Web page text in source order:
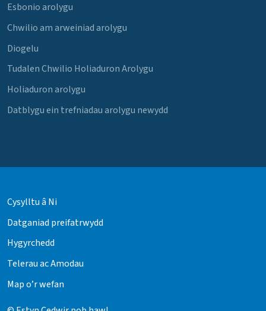
Esbonio arolygu
Chwilio am arweiniad arolygu
Diogelu
Tudalen Chwilio Holiaduron Arolygu
Holiaduron arolygu
Datblygu ein trefniadau arolygu newydd
Cysylltu â Ni
Datganiad preifatrwydd
Hygyrchedd
Telerau ac Amodau
Map o’r wefan